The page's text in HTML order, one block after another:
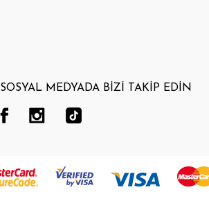
SOSYAL MEDYADA BİZİ TAKİP EDİN